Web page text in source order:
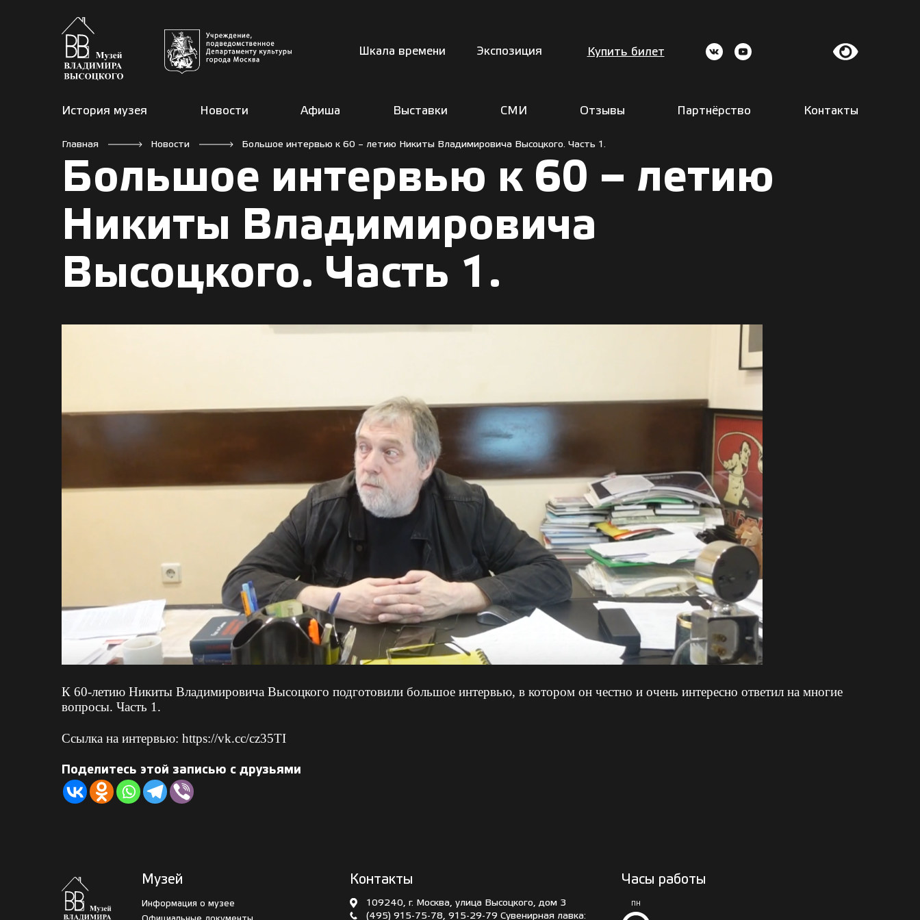
Шкала времени Экспозиция Купить билет
История музея Новости Афиша Выставки СМИ Отзывы Партнёрство Контакты
Главная Новости Большое интервью к 60 – летию Никиты Владимировича Высоцкого. Часть 1.
Большое интервью к 60 – летию
Никиты Владимировича
Высоцкого. Часть 1.
К 60-летию Никиты Владимировича Высоцкого подготовили большое интервью, в котором он честно и очень интересно ответил на многие
вопросы. Часть 1.
Ссылка на интервью: https://vk.cc/cz35TI
Поделитесь этой записью с друзьями
Музей
Информация о музее
Контакты
109240, г. Москва, улица Высоцкого, дом 3
(495) 915-75-78, 915-29-79 Сувенирная лавка:
Часы работы
ПН